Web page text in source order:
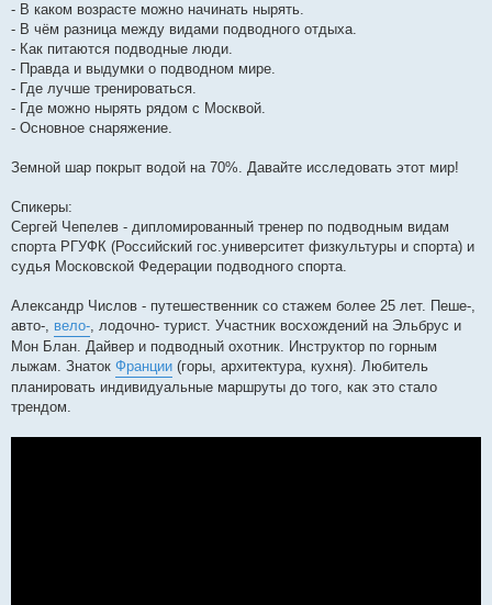
- В каком возрасте можно начинать нырять.
- В чём разница между видами подводного отдыха.
- Как питаются подводные люди.
- Правда и выдумки о подводном мире.
- Где лучше тренироваться.
- Где можно нырять рядом с Москвой.
- Основное снаряжение.
Земной шар покрыт водой на 70%. Давайте исследовать этот мир!
Спикеры:
Сергей Чепелев - дипломированный тренер по подводным видам
спорта РГУФК (Российский гос.университет физкультуры и спорта) и
судья Московской Федерации подводного спорта.
Александр Числов - путешественник со стажем более 25 лет. Пеше-,
авто-, вело-, лодочно- турист. Участник восхождений на Эльбрус и
Мон Блан. Дайвер и подводный охотник. Инструктор по горным
лыжам. Знаток Франции (горы, архитектура, кухня). Любитель
планировать индивидуальные маршруты до того, как это стало
трендом.